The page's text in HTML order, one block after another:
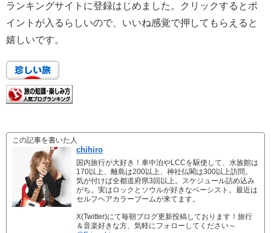
ランキングサイトに登録はじめました。クリックするとポ
イントが入るらしいので、いいね感覚で押してもらえると
嬉しいです。
この記事を書いた人
chihiro
国内旅行が大好き！車中泊やLCCを駆使して、水族館は
170以上、離島は200以上、神社仏閣は300以上訪問。
気が付けば全都道府県3回以上。スケジュール詰め込み
がち。実はロックとソウルが好きなベーシスト。最近は
セルフヘアカラーブームが来てます。
X(Twitter)にて毎朝ブログ更新投稿しております！旅行
＆音楽好きな方、気軽にフォローしてください～